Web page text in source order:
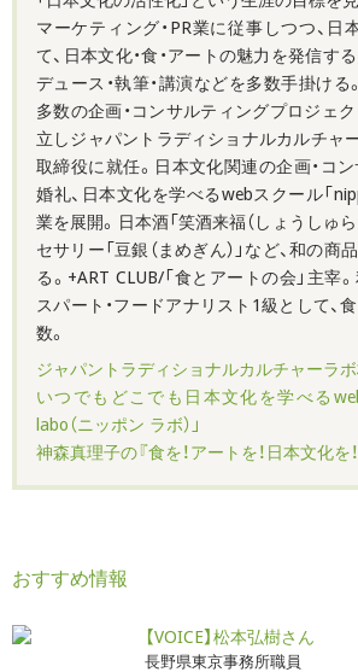
マーケティング・PR業に従事しつつ、日
て、日本文化・食・アートの魅力を発信す
デュース・執筆・講演などを多数手掛け
多数の企画・コンサルティングプロジェ
立しジャパントラディショナルカルチャ
取締役に就任。日本文化関連の企画・コ
婚礼、日本文化を学べるwebスクール「
業を展開。日本酒「笑酒来福（しょうしゅら
セサリー「豆銀（まめぎん）」など、和の商
る。+ART CLUB/「食とアートの会」主宰
スパート・フードアナリスト1級として、
数。
ジャパントラディショナルカルチャーラ
いつでもどこでも日本文化を学べる
labo（ニッポン ラボ）」
神森真理子の『食を！アートを！日本文化を
おすすめ情報
【VOICE】松本弘樹さん
長野県東京事務所職員